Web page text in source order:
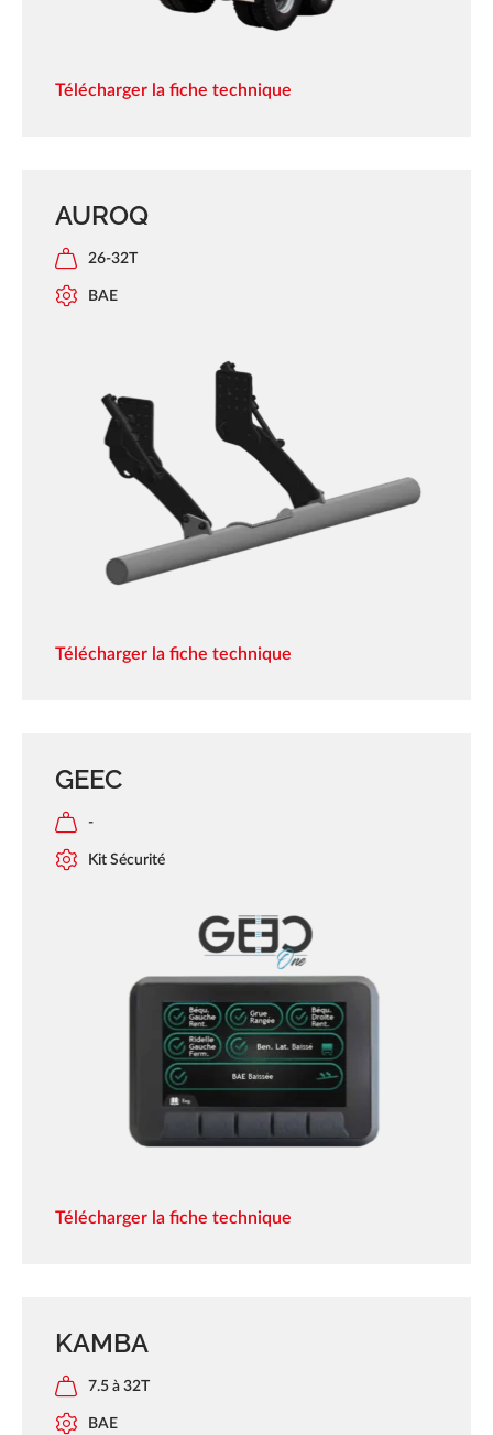
Télécharger la fiche technique
AUROQ
26-32T
BAE
Télécharger la fiche technique
GEEC
-
Kit Sécurité
Télécharger la fiche technique
KAMBA
7.5 à 32T
BAE